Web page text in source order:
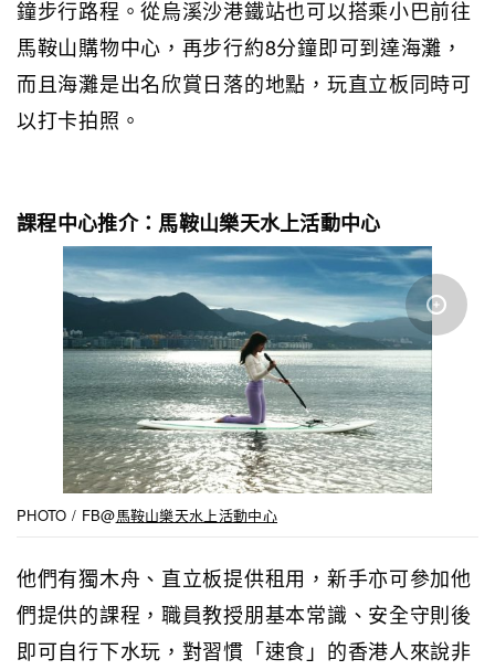
鐘步行路程。從烏溪沙港鐵站也可以搭乘小巴前往
馬鞍山購物中心，再步行約8分鐘即可到達海灘，
而且海灘是出名欣賞日落的地點，玩直立板同時可
以打卡拍照。
課程中心推介：馬鞍山樂天水上活動中心
PHOTO / FB@馬鞍山樂天水上活動中心
他們有獨木舟、直立板提供租用，新手亦可參加他
們提供的課程，職員教授朋基本常識、安全守則後
即可自行下水玩，對習慣「速食」的香港人來說非